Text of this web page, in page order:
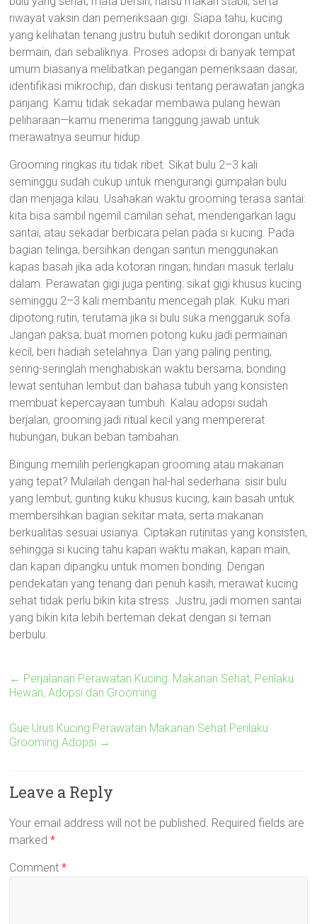
riwayat vaksin dan pemeriksaan gigi. Siapa tahu, kucing
yang kelihatan tenang justru butuh sedikit dorongan untuk
bermain, dan sebaliknya. Proses adopsi di banyak tempat
umum biasanya melibatkan pegangan pemeriksaan dasar,
identifikasi mikrochip, dan diskusi tentang perawatan jangka
panjang. Kamu tidak sekadar membawa pulang hewan
peliharaan—kamu menerima tanggung jawab untuk
merawatnya seumur hidup.
Grooming ringkas itu tidak ribet. Sikat bulu 2–3 kali
seminggu sudah cukup untuk mengurangi gumpalan bulu
dan menjaga kilau. Usahakan waktu grooming terasa santai:
kita bisa sambil ngemil camilan sehat, mendengarkan lagu
santai, atau sekadar berbicara pelan pada si kucing. Pada
bagian telinga, bersihkan dengan santun menggunakan
kapas basah jika ada kotoran ringan; hindari masuk terlalu
dalam. Perawatan gigi juga penting: sikat gigi khusus kucing
seminggu 2–3 kali membantu mencegah plak. Kuku mari
dipotong rutin, terutama jika si bulu suka menggaruk sofa.
Jangan paksa; buat momen potong kuku jadi permainan
kecil, beri hadiah setelahnya. Dan yang paling penting,
sering-seringlah menghabiskan waktu bersama; bonding
lewat sentuhan lembut dan bahasa tubuh yang konsisten
membuat kepercayaan tumbuh. Kalau adopsi sudah
berjalan, grooming jadi ritual kecil yang mempererat
hubungan, bukan beban tambahan.
Bingung memilih perlengkapan grooming atau makanan
yang tepat? Mulailah dengan hal-hal sederhana: sisir bulu
yang lembut, gunting kuku khusus kucing, kain basah untuk
membersihkan bagian sekitar mata, serta makanan
berkualitas sesuai usianya. Ciptakan rutinitas yang konsisten,
sehingga si kucing tahu kapan waktu makan, kapan main,
dan kapan dipangku untuk momen bonding. Dengan
pendekatan yang tenang dan penuh kasih, merawat kucing
sehat tidak perlu bikin kita stress. Justru, jadi momen santai
yang bikin kita lebih berteman dekat dengan si teman
berbulu.
← Perjalanan Perawatan Kucing: Makanan Sehat, Perilaku
Hewan, Adopsi dan Grooming
Gue Urus Kucing Perawatan Makanan Sehat Perilaku
Grooming Adopsi →
Leave a Reply
Your email address will not be published. Required fields are
marked*
Comment*